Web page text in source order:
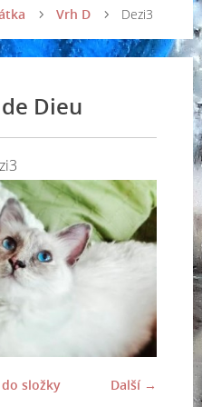
Vrh D
Dezi3
Dieu
Další →
složky